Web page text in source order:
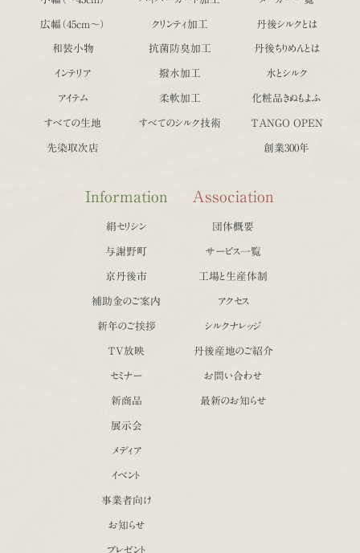
広幅（45cm〜）
和装小物
インテリア
アイテム
すべての生地
先染取次店
クリンティ加工
抗菌防臭加工
撥水加工
柔軟加工
すべてのシルク技術
丹後シルクとは
丹後ちりめんとは
水とシルク
化粧品きぬもよふ
TANGO OPEN
創業300年
Information
絹セリシン
与謝野町
京丹後市
補助金のご案内
新年のご挨拶
TV放映
セミナー
新商品
展示会
メディア
イベント
事業者向け
お知らせ
プレゼント
Association
団体概要
サービス一覧
工場と生産体制
アクセス
シルクナレッジ
丹後産地のご紹介
お問い合わせ
最新のお知らせ